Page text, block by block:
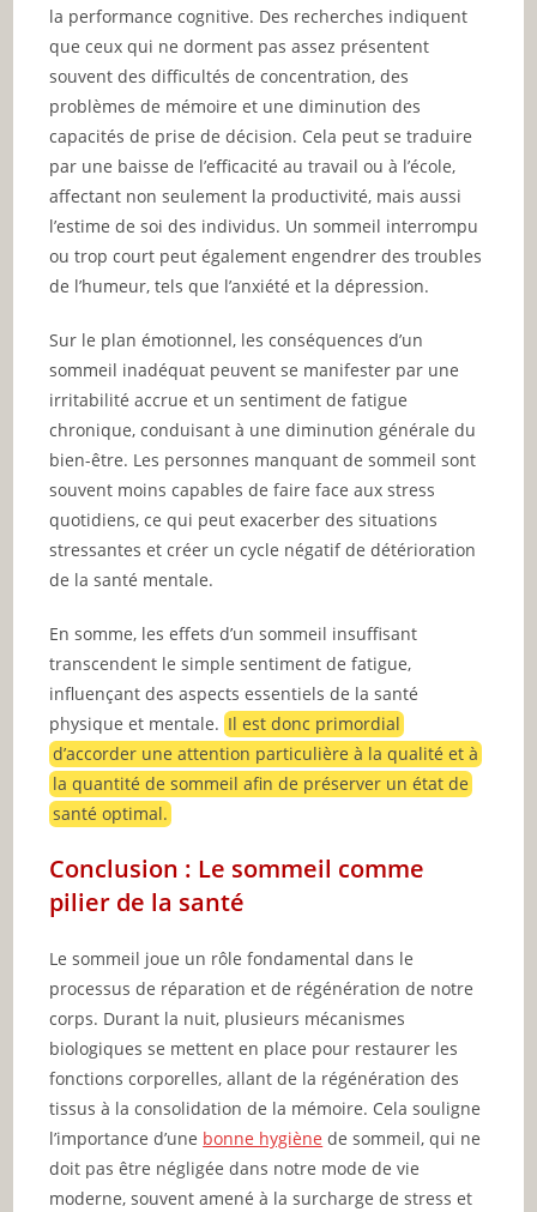
la performance cognitive. Des recherches indiquent
que ceux qui ne dorment pas assez présentent
souvent des difficultés de concentration, des
problèmes de mémoire et une diminution des
capacités de prise de décision. Cela peut se traduire
par une baisse de l’efficacité au travail ou à l’école,
affectant non seulement la productivité, mais aussi
l’estime de soi des individus. Un sommeil interrompu
ou trop court peut également engendrer des troubles
de l’humeur, tels que l’anxiété et la dépression.
Sur le plan émotionnel, les conséquences d’un
sommeil inadéquat peuvent se manifester par une
irritabilité accrue et un sentiment de fatigue
chronique, conduisant à une diminution générale du
bien-être. Les personnes manquant de sommeil sont
souvent moins capables de faire face aux stress
quotidiens, ce qui peut exacerber des situations
stressantes et créer un cycle négatif de détérioration
de la santé mentale.
En somme, les effets d’un sommeil insuffisant
transcendent le simple sentiment de fatigue,
influençant des aspects essentiels de la santé
physique et mentale.Il est donc primordial
d’accorder une attention particulière à la qualité et à
la quantité de sommeil afin de préserver un état de
santé optimal.
Conclusion : Le sommeil comme
pilier de la santé
Le sommeil joue un rôle fondamental dans le
processus de réparation et de régénération de notre
corps. Durant la nuit, plusieurs mécanismes
biologiques se mettent en place pour restaurer les
fonctions corporelles, allant de la régénération des
tissus à la consolidation de la mémoire. Cela souligne
l’importance d’une bonne hygiène de sommeil, qui ne
doit pas être négligée dans notre mode de vie
moderne, souvent amené à la surcharge de stress et